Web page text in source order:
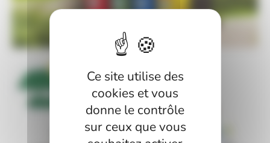
Ce site utilise des
cookies et vous
donne le contrôle
sur ceux que vous